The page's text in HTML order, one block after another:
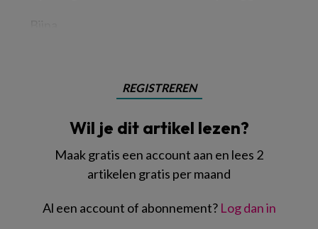
REGISTREREN
Wil je dit artikel lezen?
Maak gratis een account aan en lees 2
artikelen gratis per maand
Al een account of abonnement? Log dan in